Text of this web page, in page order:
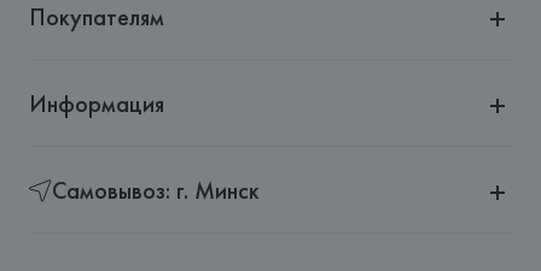
Покупателям
Информация
Самовывоз: г. Минск